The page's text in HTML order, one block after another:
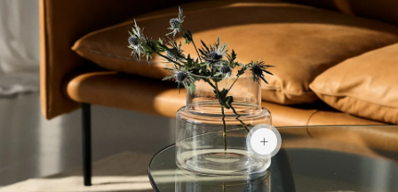
69,90 zł